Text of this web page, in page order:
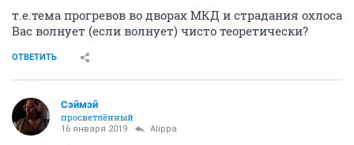
т.е.тема прогревов во дворах МКД и страдания охлоса
Вас волнует (если волнует) чисто теоретически?
ОТВЕТИТЬ
Сэймэй
просветлённый
16 января 2019 Alippa